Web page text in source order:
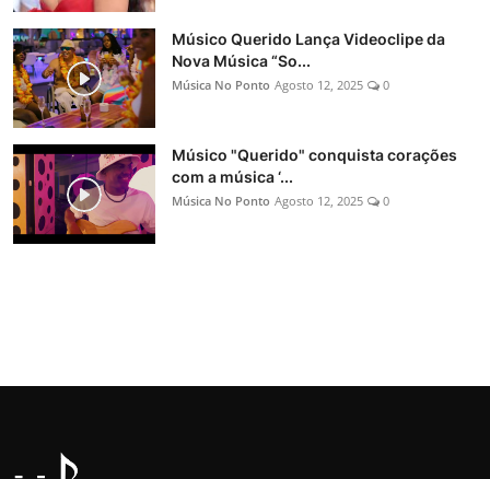
Músico Querido Lança Videoclipe da
Nova Música “So...
Música No Ponto Agosto 12, 2025 0
Músico "Querido" conquista corações
com a música ‘...
Música No Ponto Agosto 12, 2025 0